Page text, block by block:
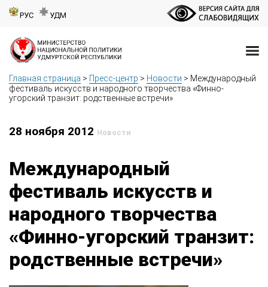
РУС УДМ
Главная страница > Пресс-центр > Новости > Международный
фестиваль искусств и народного творчества «Финно-
угорский транзит: родственные встречи»
28 ноября 2012 Новости
Международный
фестиваль искусств и
народного творчества
«Финно-угорский транзит:
родственные встречи»